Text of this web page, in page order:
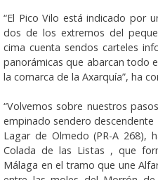
“El Pico Vilo está indicado por
dos de los extremos del
cima cuenta sendos carteles
panorámicas que abarcan todo
la comarca de la Axarquía”, ha
“Volvemos sobre nuestros
empinado sendero
Lagar de Olmedo (PR-A 268),
Colada de las Listas , que
Málaga en el tramo que une